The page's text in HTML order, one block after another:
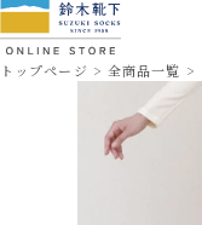
トップページ 全商品一覧